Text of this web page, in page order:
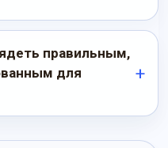
правильным,
для